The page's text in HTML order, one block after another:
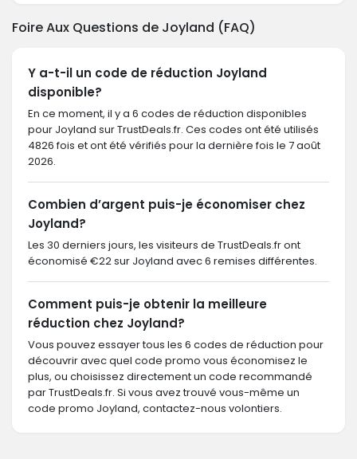
Foire Aux Questions de Joyland (FAQ)
Y a-t-il un code de réduction Joyland
disponible?
En ce moment, il y a 6 codes de réduction disponibles
pour Joyland sur TrustDeals.fr. Ces codes ont été utilisés
4826 fois et ont été vérifiés pour la dernière fois le 7 août
2026.
Combien d’argent puis-je économiser chez
Joyland?
Les 30 derniers jours, les visiteurs de TrustDeals.fr ont
économisé €22 sur Joyland avec 6 remises différentes.
Comment puis-je obtenir la meilleure
réduction chez Joyland?
Vous pouvez essayer tous les 6 codes de réduction pour
découvrir avec quel code promo vous économisez le
plus, ou choisissez directement un code recommandé
par TrustDeals.fr. Si vous avez trouvé vous-même un
code promo Joyland, contactez-nous volontiers.